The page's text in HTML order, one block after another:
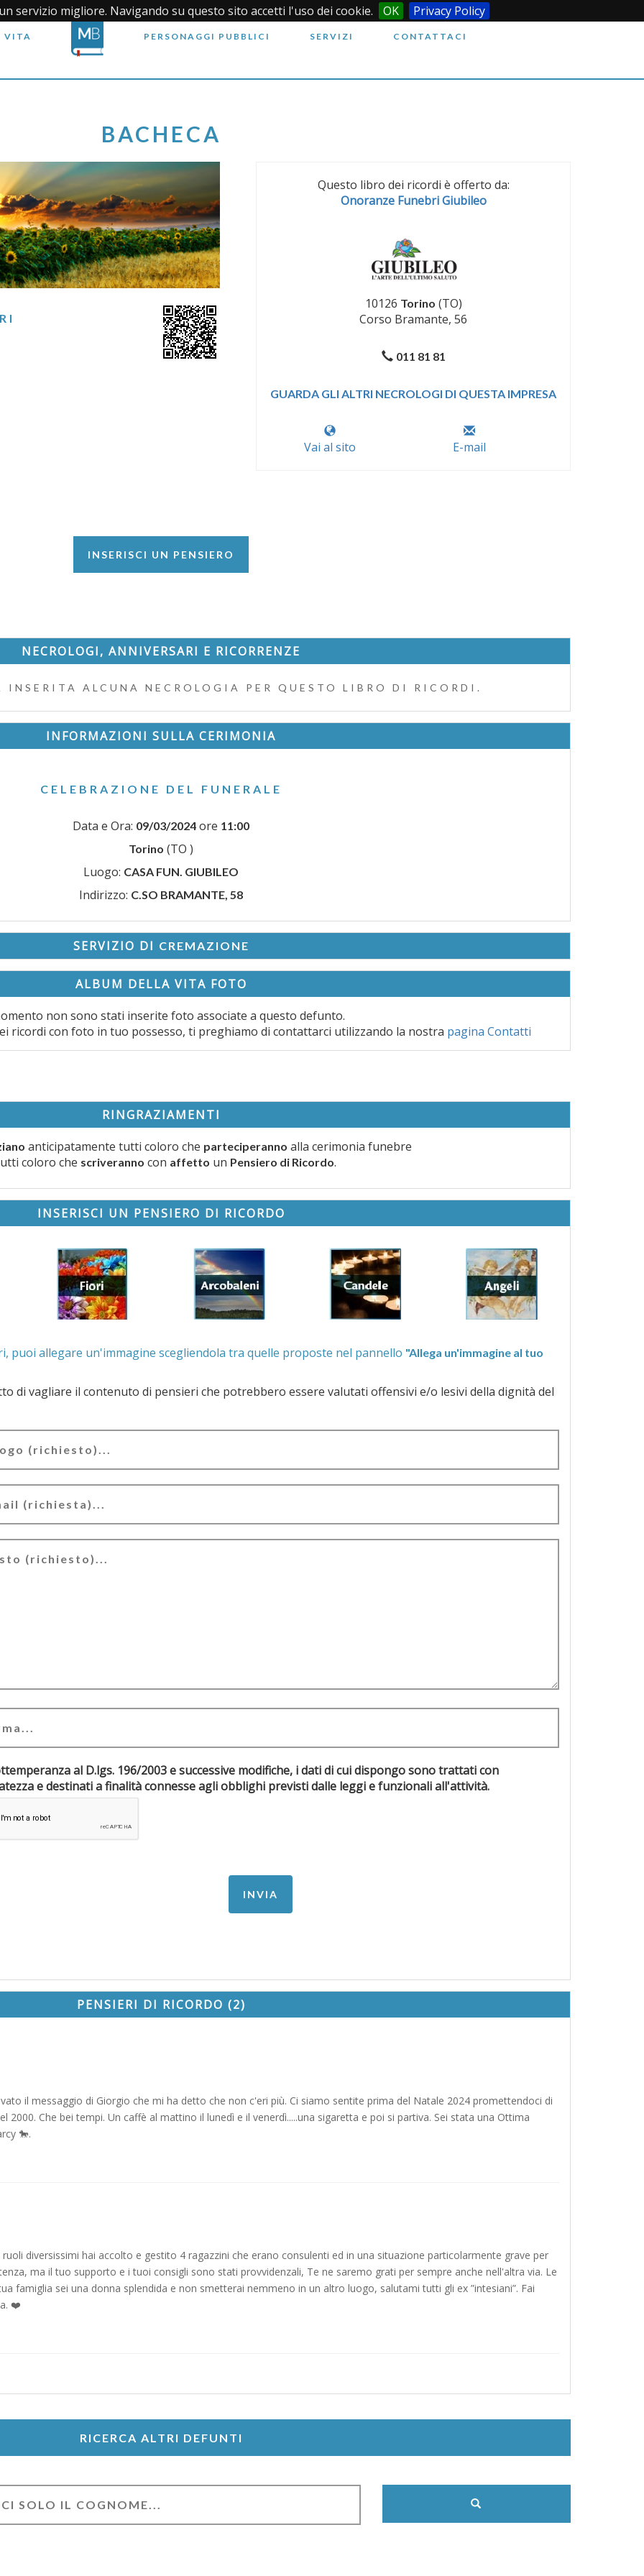
servizio migliore. Navigando su questo sito accetti l'uso dei cookie. OK Privacy Policy
VITA PERSONAGGI PUBBLICI SERVIZI CONTATTACI
BACHECA
Questo libro dei ricordi è offerto da:
Onoranze Funebri Giubileo
10126 Torino (TO)
Corso Bramante, 56
011 81 81
GUARDA GLI ALTRI NECROLOGI DI QUESTA IMPRESA
Vai al sito E-mail
INSERISCI UN PENSIERO
NECROLOGI, ANNIVERSARI E RICORRENZE
INSERITA ALCUNA NECROLOGIA PER QUESTO LIBRO DI RICORDI.
INFORMAZIONI SULLA CERIMONIA
CELEBRAZIONE DEL FUNERALE
Data e Ora: 09/03/2024 ore 11:00
Torino (TO )
Luogo: CASA FUN. GIUBILEO
Indirizzo: C.SO BRAMANTE, 58
SERVIZIO DI CREMAZIONE
ALBUM DELLA VITA FOTO
non sono stati inserite foto associate a questo defunto.
ricordi con foto in tuo possesso, ti preghiamo di contattarci utilizzando la nostra pagina Contatti
RINGRAZIAMENTI
anticipatamente tutti coloro che parteciperanno alla cerimonia funebre
coloro che scriveranno con affetto un Pensiero di Ricordo.
INSERISCI UN PENSIERO DI RICORDO
. Se lo desideri, puoi allegare un'immagine scegliendola tra quelle proposte nel pannello "Allega un'immagine al tuo
di pensieri che potrebbero essere valutati offensivi e/o lesivi della dignità del
al D.lgs. 196/2003 e successive modifiche, i dati di cui dispongo sono trattati con
riservatezza e destinati a finalità connesse agli obblighi previsti dalle leggi e funzionali all'attività.
PENSIERI DI RICORDO (2)
il messaggio di Giorgio che mi ha detto che non c'eri più. Ci siamo sentite prima del Natale 2024 promettendoci di
2000. Che bei tempi. Un caffè al mattino il lunedì e il venerdì.....una sigaretta e poi si partiva. Sei stata una Ottima
🐎.
diversissimi hai accolto e gestito 4 ragazzini che erano consulenti ed in una situazione particolarmente grave per
ma il tuo supporto e i tuoi consigli sono stati provvidenzali, Te ne saremo grati per sempre anche nell'altra via. Le
famiglia sei una donna splendida e non smetterai nemmeno in un altro luogo, salutami tutti gli ex ”intesiani”. Fai
❤️
RICERCA ALTRI DEFUNTI